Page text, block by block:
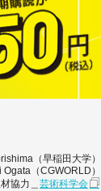
（早稲田大学）
（CGWORLD）
協力＿ 芸術科学会